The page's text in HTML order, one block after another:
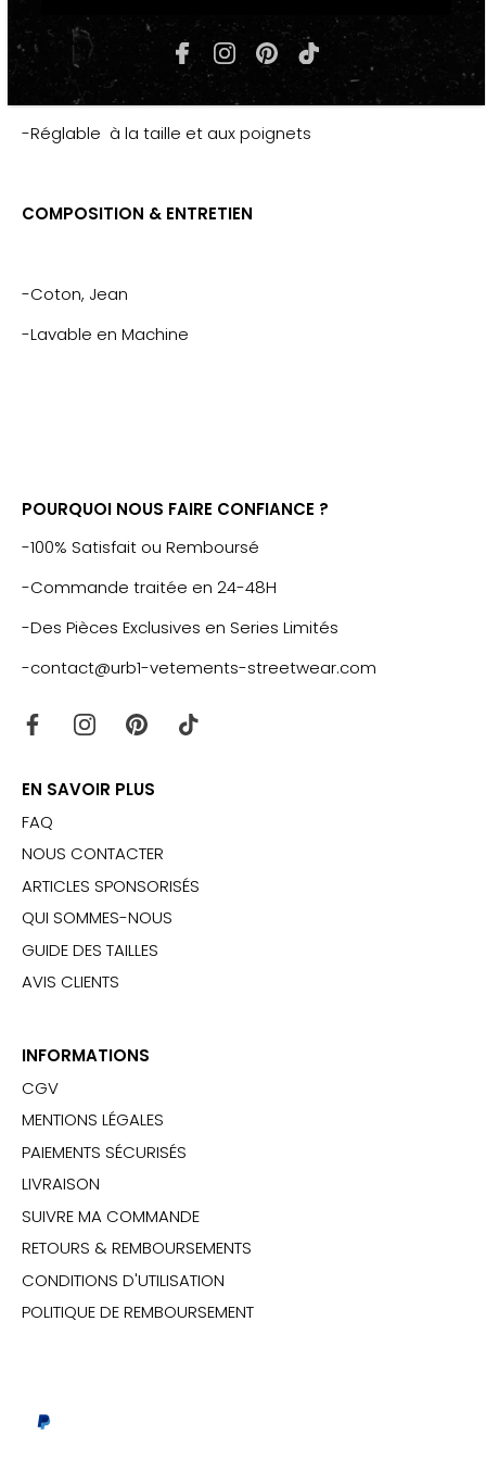
-Brodé, imprimé
-2 poches latérales, 2 poches poitrine
-Fermeture par boutons
-Réglable à la taille et aux poignets
COMPOSITION & ENTRETIEN
-Coton, Jean
-Lavable en Machine
POURQUOI NOUS FAIRE CONFIANCE ?
-100% Satisfait ou Remboursé
-Commande traitée en 24-48H
-Des Pièces Exclusives en Series Limités
-contact@urb1-vetements-streetwear.com
EN SAVOIR PLUS
FAQ
NOUS CONTACTER
ARTICLES SPONSORISÉS
QUI SOMMES-NOUS
GUIDE DES TAILLES
AVIS CLIENTS
INFORMATIONS
CGV
MENTIONS LÉGALES
PAIEMENTS SÉCURISÉS
LIVRAISON
SUIVRE MA COMMANDE
RETOURS & REMBOURSEMENTS
CONDITIONS D'UTILISATION
POLITIQUE DE REMBOURSEMENT